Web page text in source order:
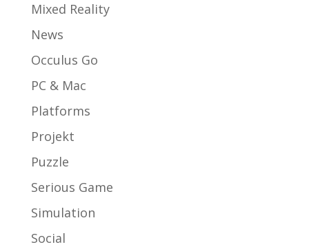
Mixed Reality
News
Occulus Go
PC & Mac
Platforms
Projekt
Puzzle
Serious Game
Simulation
Social